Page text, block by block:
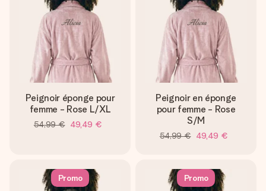
Peignoir éponge pour
femme - Rose L/XL
54,99 € 49,49 €
Peignoir en éponge
pour femme - Rose
S/M
54,99 € 49,49 €
Promo Promo